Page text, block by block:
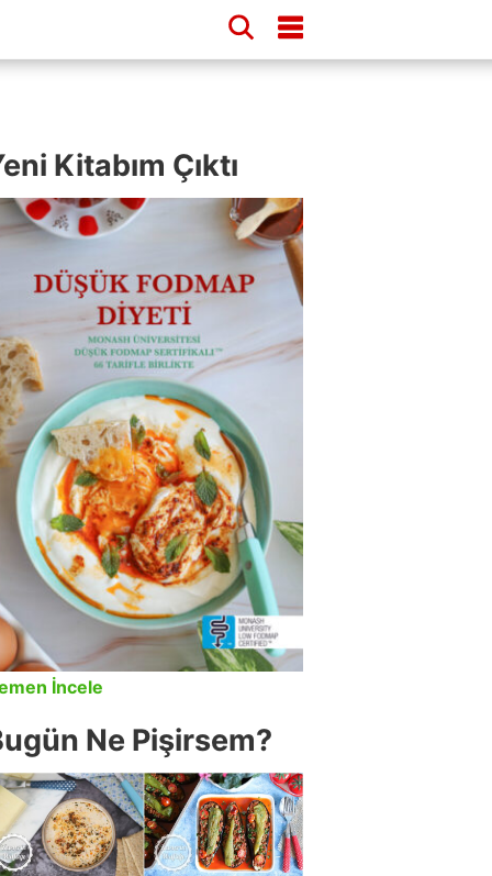
Kitabım Çıktı
İncele
Ne Pişirsem?